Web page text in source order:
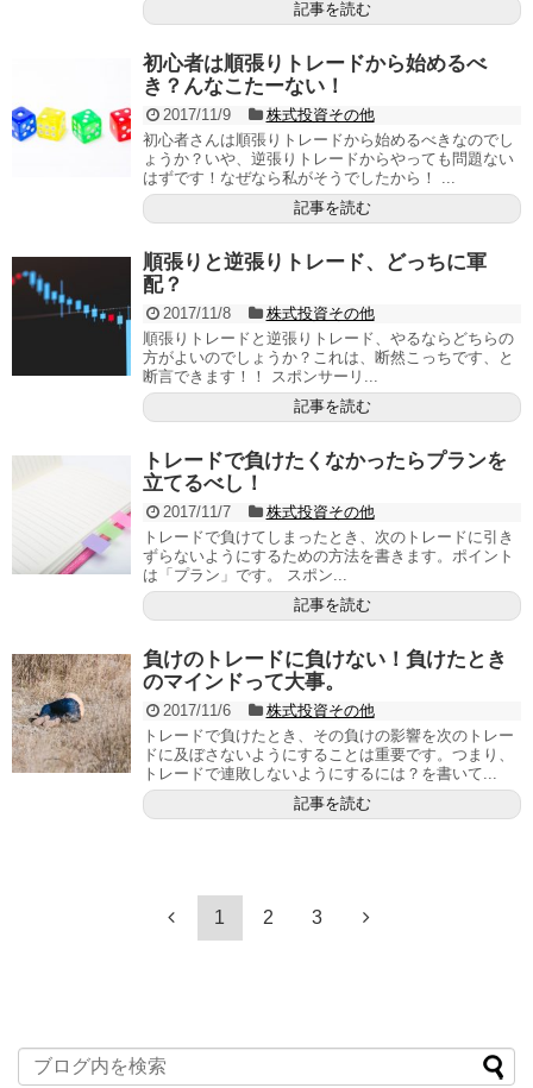
記事を読む
初心者は順張りトレードから始めるべ
き？んなこたーない！
2017/11/9
株式投資その他
初心者さんは順張りトレードから始めるべきなのでし
ょうか？いや、逆張りトレードからやっても問題ない
はずです！なぜなら私がそうでしたから！ ...
記事を読む
順張りと逆張りトレード、どっちに軍
配？
2017/11/8
株式投資その他
順張りトレードと逆張りトレード、やるならどちらの
方がよいのでしょうか？これは、断然こっちです、と
断言できます！！ スポンサーリ...
記事を読む
トレードで負けたくなかったらプランを
立てるべし！
2017/11/7
株式投資その他
トレードで負けてしまったとき、次のトレードに引き
ずらないようにするための方法を書きます。ポイント
は「プラン」です。 スポン...
記事を読む
負けのトレードに負けない！負けたとき
のマインドって大事。
2017/11/6
株式投資その他
トレードで負けたとき、その負けの影響を次のトレー
ドに及ぼさないようにすることは重要です。つまり、
トレードで連敗しないようにするには？を書いて...
記事を読む
1 2 3